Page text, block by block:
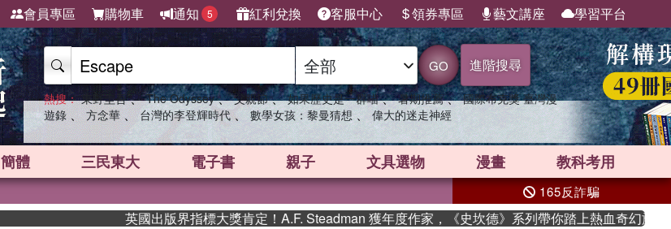
會員專區 購物車 通知 5 紅利兌換 客服中心 領券專區 藝文講座 學習平台
GO 進階搜尋
熱搜： 東野圭吾 、 The Odyssey 、 父親節 、 如果歷史是一群喵 、 暑期推薦 、 國際布克獎 臺灣漫
遊錄 、 方念華 、 台灣的李登輝時代 、 數學女孩：黎曼猜想 、 偉大的迷走神經
簡體 三民東大 電子書 親子 文具選物 漫畫 教科考用
165反詐騙
英國出版界指標大獎肯定！A.F. Steadman 獲年度作家，《史坎德》系列帶你踏上熱血奇幻旅程